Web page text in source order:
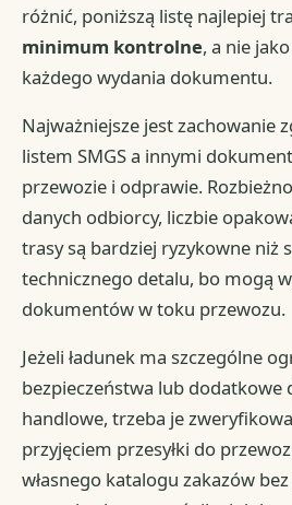
różnić, poniższą listę najlepiej
minimum kontrolne, a nie
każdego wydania dokumentu.
Najważniejsze jest zachowanie
listem SMGS a innymi
przewozie i odprawie.
danych odbiorcy, liczbie
trasy są bardziej ryzykowne niż
technicznego detalu, bo mogą
dokumentów w toku przewozu.
Jeżeli ładunek ma szczególne
bezpieczeństwa lub dodatkowe
handlowe, trzeba je
przyjęciem przesyłki do
własnego katalogu zakazów